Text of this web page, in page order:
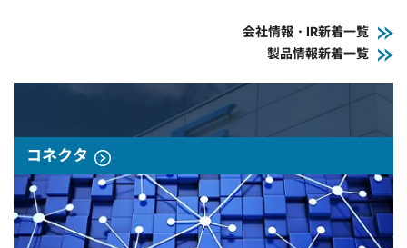
会社情報・IR新着一覧
製品情報新着一覧
コネクタ